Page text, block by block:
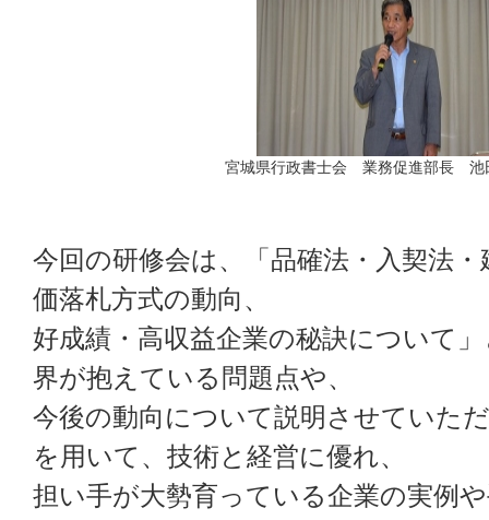
宮城県行政書士会 業務促進部長 池
今回の研修会は、「品確法・入契法
価落札方式の動向、
好成績・高収益企業の秘訣について
界が抱えている問題点や、
今後の動向について説明させていた
を用いて、技術と経営に優れ、
担い手が大勢育っている企業の実例